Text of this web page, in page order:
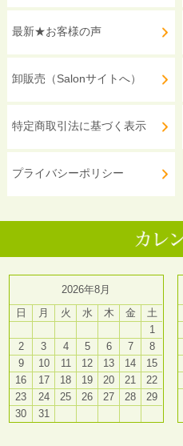
最新★お客様の声
卸販売（Salonサイトへ）
特定商取引法に基づく表示
プライバシーポリシー
2026年8月
日
月 火 水 木 金
土
1
2
3 4 5 6 7
8
9
10 11 12 13 14
15
16
17 18 19 20 21
22
23
24 25 26 27 28
29
30
31